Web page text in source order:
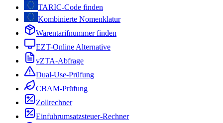
TARIC-Code finden
Kombinierte Nomenklatur
Warentarifnummer finden
EZT-Online Alternative
vZTA-Abfrage
Dual-Use-Prüfung
CBAM-Prüfung
Zollrechner
Einfuhrumsatzsteuer-Rechner